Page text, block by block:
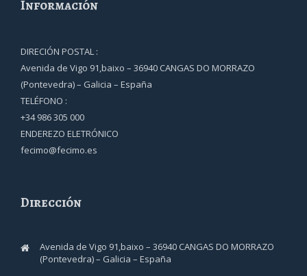
Información
DIRECIÓN POSTAL :
Avenida de Vigo 91,baixo – 36940 CANGAS DO MORRAZO
(Pontevedra) – Galicia – España
TELÉFONO :
+34 986 305 000
ENDEREZO ELETRÓNICO
fecimo@fecimo.es
Dirección
Avenida de Vigo 91,baixo – 36940 CANGAS DO MORRAZO
(Pontevedra) – Galicia – España